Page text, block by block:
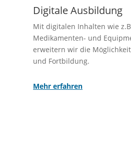
Digitale Ausbildung
Mit digitalen Inhalten wie
Medikamenten- und
erweitern wir die
und Fortbildung.
Mehr erfahren